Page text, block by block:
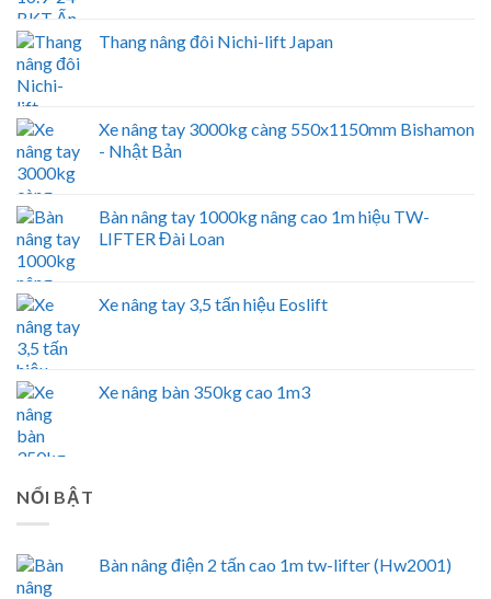
Thang nâng đôi Nichi-lift Japan
Xe nâng tay 3000kg càng 550x1150mm Bishamon
- Nhật Bản
Bàn nâng tay 1000kg nâng cao 1m hiệu TW-
LIFTER Đài Loan
Xe nâng tay 3,5 tấn hiệu Eoslift
Xe nâng bàn 350kg cao 1m3
NỔI BẬT
Bàn nâng điện 2 tấn cao 1m tw-lifter (Hw2001)